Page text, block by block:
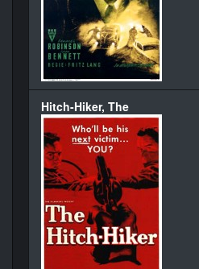
Hitch-Hiker, The